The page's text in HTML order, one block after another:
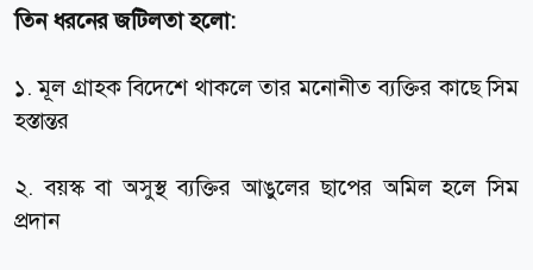
তিন ধরনের জটিলতা হলো:
১. মূল গ্রাহক বিদেশে থাকলে তার মনোনীত ব্যক্তির কাছে সিম
হস্তান্তর
২. বয়স্ক বা অসুস্থ ব্যক্তির আঙুলের ছাপের অমিল হলে সিম
প্রদান